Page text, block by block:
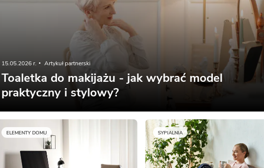
15.05.2026 r. Artykuł partnerski
Toaletka do makijażu - jak wybrać model
praktyczny i stylowy?
ELEMENTY DOMU SYPIALNIA